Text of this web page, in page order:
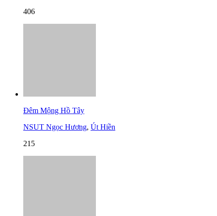
406
Đêm Mộng Hồ Tây
NSUT Ngọc Hương, Út Hiền
215